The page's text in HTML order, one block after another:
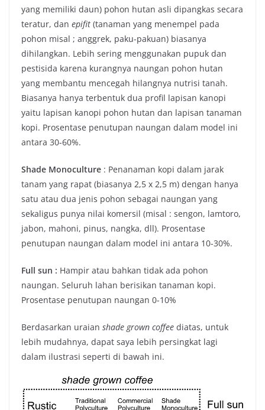
yang memiliki daun) pohon hutan asli dipangkas secara
teratur, dan epifit (tanaman yang menempel pada
pohon misal ; anggrek, paku-pakuan) biasanya
dihilangkan. Lebih sering menggunakan pupuk dan
pestisida karena kurangnya naungan pohon hutan
yang membantu mencegah hilangnya nutrisi tanah.
Biasanya hanya terbentuk dua profil lapisan kanopi
yaitu lapisan kanopi pohon hutan dan lapisan tanaman
kopi. Prosentase penutupan naungan dalam model ini
antara 30-60%.
Shade Monoculture : Penanaman kopi dalam jarak
tanam yang rapat (biasanya 2,5 x 2,5 m) dengan hanya
satu atau dua jenis pohon sebagai naungan yang
sekaligus punya nilai komersil (misal : sengon, lamtoro,
jabon, mahoni, pinus, nangka, dll). Prosentase
penutupan naungan dalam model ini antara 10-30%.
Full sun : Hampir atau bahkan tidak ada pohon
naungan. Seluruh lahan berisikan tanaman kopi.
Prosentase penutupan naungan 0-10%
Berdasarkan uraian shade grown coffee diatas, untuk
lebih mudahnya, dapat saya lebih persingkat lagi
dalam ilustrasi seperti di bawah ini.